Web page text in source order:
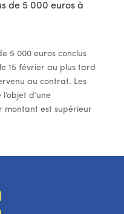
de 5 000 euros à
5 000 euros conclus
15 février au plus tard
au contrat. Les
d’une
montant est supérieur